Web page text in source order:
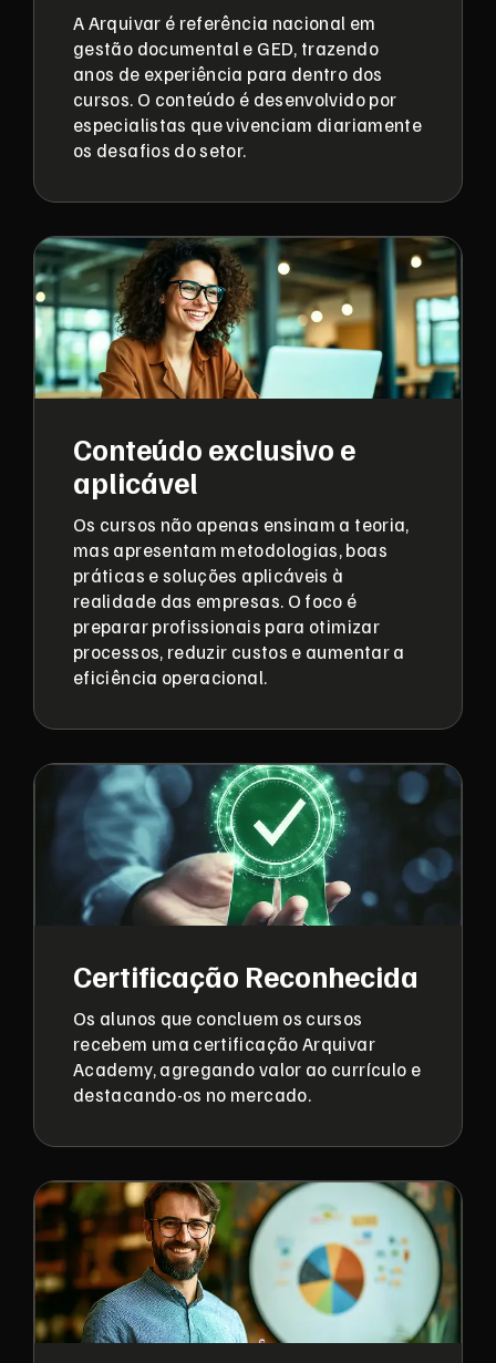
A Arquivar é referência nacional em
gestão documental e GED, trazendo
anos de experiência para dentro dos
cursos. O conteúdo é desenvolvido por
especialistas que vivenciam diariamente
os desafios do setor.
Conteúdo exclusivo e
aplicável
Os cursos não apenas ensinam a teoria,
mas apresentam metodologias, boas
práticas e soluções aplicáveis à
realidade das empresas. O foco é
preparar profissionais para otimizar
processos, reduzir custos e aumentar a
eficiência operacional.
Certificação Reconhecida
Os alunos que concluem os cursos
recebem uma certificação Arquivar
Academy, agregando valor ao currículo e
destacando-os no mercado.